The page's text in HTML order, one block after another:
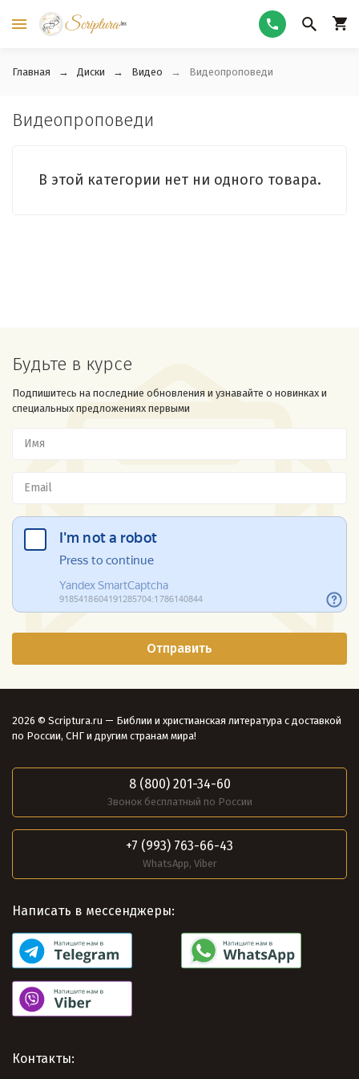
Главная Диски Видео Видеопроповеди
Видеопроповеди
В этой категории нет ни одного товара.
Будьте в курсе
Подпишитесь на последние обновления и узнавайте о новинках и
специальных предложениях первыми
2026 © Scriptura.ru — Библии и христианская литература с доставкой
по России, СНГ и другим странам мира!
8 (800) 201-34-60
Звонок бесплатный по России
+7 (993) 763-66-43
WhatsApp, Viber
Написать в мессенджеры:
Контакты: